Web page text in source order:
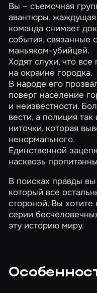
Вы – съемочная
авантюры,
команда снимает
события,
маньяком-убийцей.
Ходят слухи, что
на окраине городка.
В народе его
поверг население
и неизвестности.
вести, а полиция
ниточки, которая
ненормального.
Единственной
насквозь
В поисках правды
который все
стороной. Вы
серии
эту историю миру.